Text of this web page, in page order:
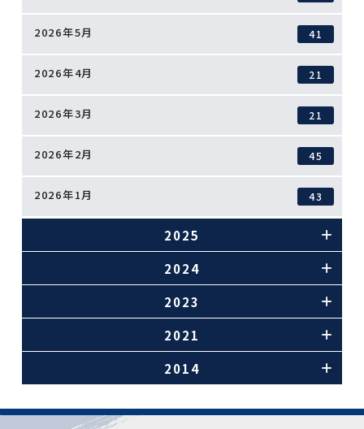
2026年5月 41
2026年4月 21
2026年3月 21
2026年2月 45
2026年1月 43
2025
2024
2023
2021
2014